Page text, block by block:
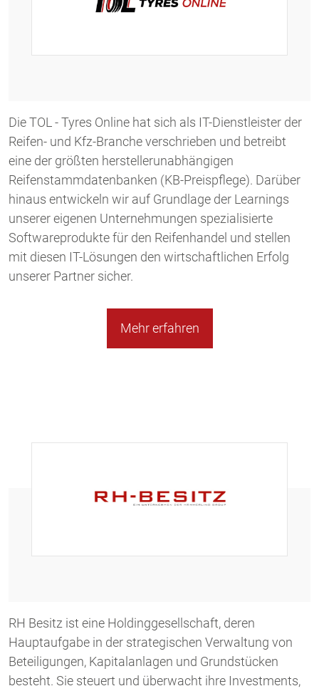
Die TOL - Tyres Online hat sich als IT-Dienstleister der
Reifen- und Kfz-Branche verschrieben und betreibt
eine der größten herstellerunabhängigen
Reifenstammdatenbanken (KB-Preispflege). Darüber
hinaus entwickeln wir auf Grundlage der Learnings
unserer eigenen Unternehmungen spezialisierte
Softwareprodukte für den Reifenhandel und stellen
mit diesen IT-Lösungen den wirtschaftlichen Erfolg
unserer Partner sicher.
Mehr erfahren
RH Besitz ist eine Holdinggesellschaft, deren
Hauptaufgabe in der strategischen Verwaltung von
Beteiligungen, Kapitalanlagen und Grundstücken
besteht. Sie steuert und überwacht ihre Investments,